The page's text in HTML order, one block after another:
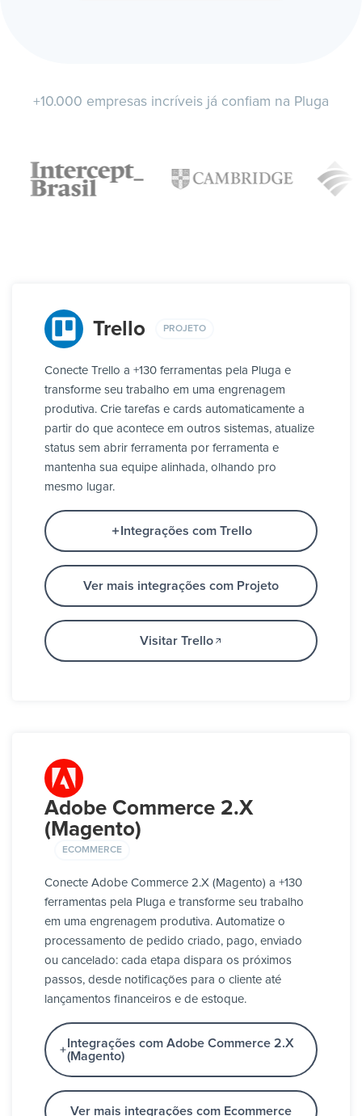
+10.000 empresas incríveis já confiam na Pluga
Trello PROJETO
Conecte Trello a +130 ferramentas pela Pluga e
transforme seu trabalho em uma engrenagem
produtiva. Crie tarefas e cards automaticamente a
partir do que acontece em outros sistemas, atualize
status sem abrir ferramenta por ferramenta e
mantenha sua equipe alinhada, olhando pro
mesmo lugar.
Integrações com Trello
Ver mais integrações com Projeto
Visitar Trello
Adobe Commerce 2.X
(Magento)
ECOMMERCE
Conecte Adobe Commerce 2.X (Magento) a +130
ferramentas pela Pluga e transforme seu trabalho
em uma engrenagem produtiva. Automatize o
processamento de pedido criado, pago, enviado
ou cancelado: cada etapa dispara os próximos
passos, desde notificações para o cliente até
lançamentos financeiros e de estoque.
Integrações com Adobe Commerce 2.X
(Magento)
Ver mais integrações com Ecommerce